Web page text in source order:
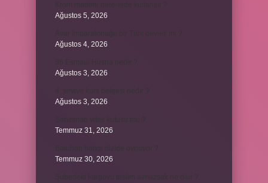
Ağustos 5, 2026
Ağustos 4, 2026
Ağustos 3, 2026
Ağustos 3, 2026
Temmuz 31, 2026
Temmuz 30, 2026